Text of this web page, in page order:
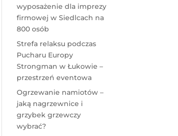
wyposażenie dla imprezy
firmowej w Siedlcach na
800 osób
Strefa relaksu podczas
Pucharu Europy
Strongman w Łukowie –
przestrzeń eventowa
Ogrzewanie namiotów –
jaką nagrzewnice i
grzybek grzewczy
wybrać?